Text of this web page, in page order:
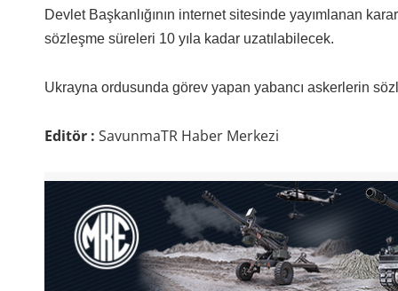
Devlet Başkanlığının internet sitesinde yayımlanan
sözleşme süreleri 10 yıla kadar uzatılabilecek.
Ukrayna ordusunda görev yapan yabancı askerlerin
Editör : SavunmaTR Haber Merkezi